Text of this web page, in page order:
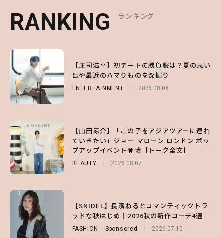
RANKING ランキング
【庄司浩平】初デートの勝負服は？夏の思い
出や最近のハマりものを深掘り
ENTERTAINMENT 2026.08.08
2
【山田涼介】「この子をアジアツアーに連れ
ていきたい」ジョー マローン ロンドン ポッ
プアップイベント登壇【トーク全文】
BEAUTY 2026.08.07
3
【SNIDEL】長濱ねるとロマンティックトラ
ッドな秋はじめ｜2026秋の新作コーデ4選
FASHION Sponsored 2026.07.10
RANKING ランキング
【大原優乃】夏メイクはプレイフルに！ドキ
ッとしちゃう色っぽ“うるみ目”のつくり方
BEAUTY 2026.08.01
2
【森香澄】理想のスタイルはどう作る？体型
キープの秘訣や夏の過ごし方など独占インタ
ビュー！
ENTERTAINMENT 2026.07.31
3
【ハローキティ】がスシローと初コラボ♡
第1弾の気になるメニュー＆限定グッズを総
チェック！
2026.07.31
RANKING ランキング
【SNIDEL】長濱ねるとロマンティックトラ
ッドな秋はじめ｜2026秋の新作コーデ4選
FASHION Sponsored 2026.07.10
2
【付録】総柄ハローキティが可愛すぎ♡ 紀
ノ国屋コラボの“優秀保冷バッグ”は夏の強
い味方！【オトナミューズ9月号増刊】
FUROKU 2026.07.12
3
【谷まりあ】夏は“シアースカート”でさり
げなく肌見せ！透け感のニュアンスを楽しめ
るマストハブアイテム4選